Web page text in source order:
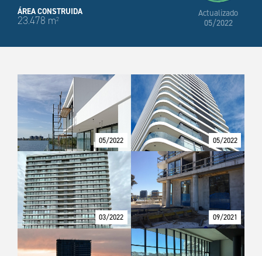
ÁREA CONSTRUIDA
23.478 m2
Actualizado
05/2022
05/2022 05/2022
03/2022 09/2021